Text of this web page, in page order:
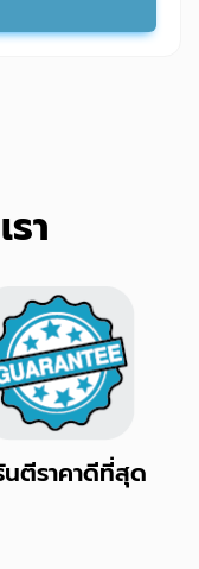
า
นตีราคาดีที่สุด